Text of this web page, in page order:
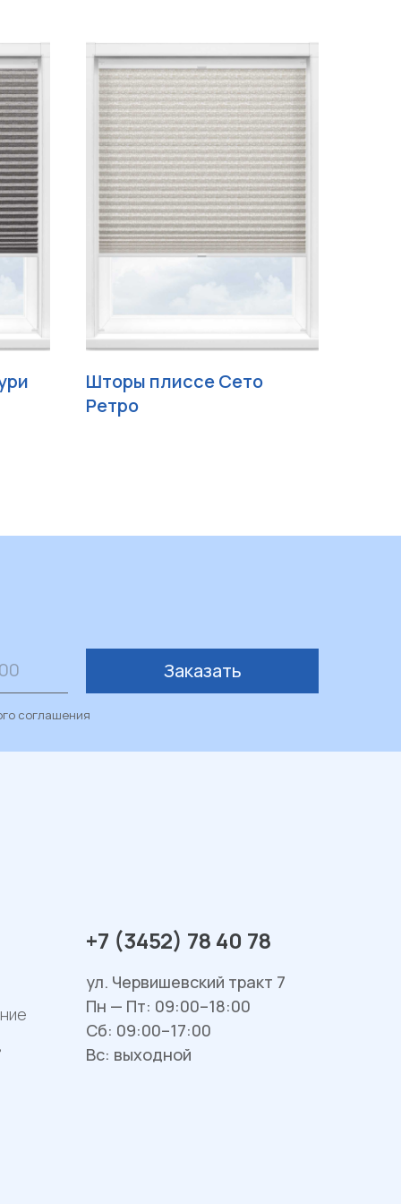
Шторы плиссе Сето
Ретро
Заказать
соглашения
+7 (3452) 78 40 78
ул. Червишевский тракт 7
Пн — Пт: 09:00–18:00
Сб: 09:00–17:00
Вс: выходной